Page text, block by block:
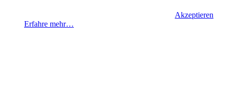
Akzeptieren
Erfahre mehr…